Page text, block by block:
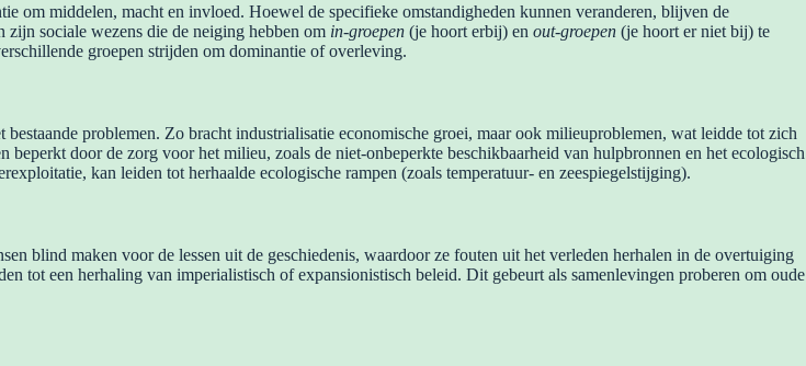
om middelen, macht en invloed. Hoewel de specifieke omstandigheden kunnen veranderen, blijven de
sociale wezens die de neiging hebben om in-groepen (je hoort erbij) en out-groepen (je hoort er niet bij) te
groepen strijden om dominantie of overleving.
problemen. Zo bracht industrialisatie economische groei, maar ook milieuproblemen, wat leidde tot zich
door de zorg voor het milieu, zoals de niet-onbeperkte beschikbaarheid van hulpbronnen en het ecologisch
kan leiden tot herhaalde ecologische rampen (zoals temperatuur- en zeespiegelstijging).
blind maken voor de lessen uit de geschiedenis, waardoor ze fouten uit het verleden herhalen in de overtuiging
tot een herhaling van imperialistisch of expansionistisch beleid. Dit gebeurt als samenlevingen proberen om oude